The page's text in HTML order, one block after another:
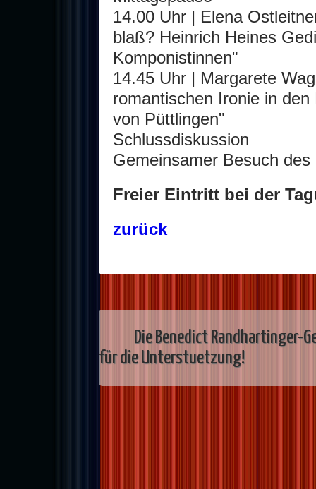
14.00 Uhr | Elena
blaß? Heinrich Heines
Komponistinnen"
14.45 Uhr | Margarete
romantischen Ironie in
von Püttlingen"
Schlussdiskussion
Gemeinsamer Besuch
Freier Eintritt bei der
zurück
Die Benedict Randhartinger-
für die Unterstuetzung!